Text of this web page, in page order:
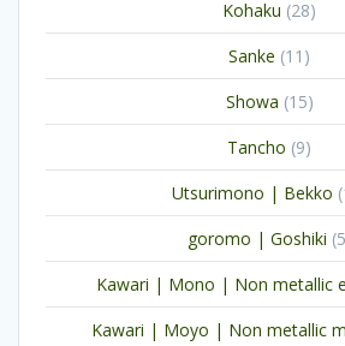
Kohaku 2828
Sanke 11 11
Showa 1515
Tancho 99
Utsurimono | Bekko
goromo | Goshiki 5
Kawari | Mono | Non metallic
Kawari | Moyo | Non metallic